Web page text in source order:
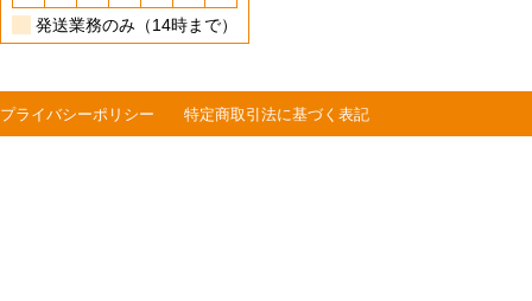
発送業務のみ（14時まで）
プライバシーポリシー 特定商取引法に基づく表記